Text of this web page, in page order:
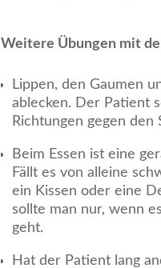
Weitere Übungen mit
Lippen, den Gaumen
ablecken. Der Patient
Richtungen gegen den
Beim Essen ist eine
Fällt es von alleine
ein Kissen oder eine
sollte man nur, wenn
geht.
Hat der Patient lang